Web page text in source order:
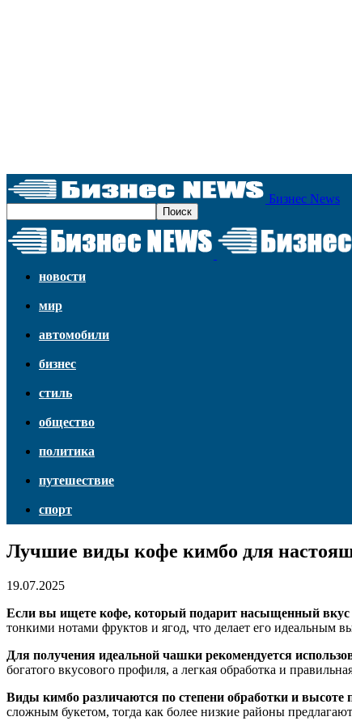
Бизнес News
новости
мир
автомобили
бизнес
стиль
общество
политика
путешествие
спорт
Лучшие виды кофе кимбо для
19.07.2025
Если вы ищете кофе, который подарит насыщенный вкус
тонкими нотами фруктов и ягод, что делает его идеальным
Для получения идеальной чашки рекомендуется
богатого вкусового профиля, а легкая обработка и
Виды кимбо различаются по степени обработки и высоте
сложным букетом, тогда как более низкие районы